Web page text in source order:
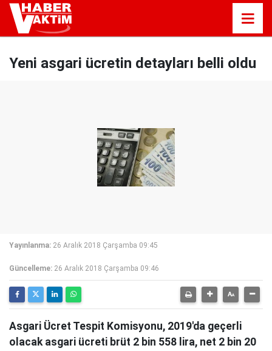
Yeni asgari ücretin detayları belli oldu
Yayınlanma: 26 Aralık 2018 Çarşamba 09:45
Güncelleme: 26 Aralık 2018 Çarşamba 09:46
Asgari Ücret Tespit Komisyonu, 2019'da geçerli
olacak asgari ücreti brüt 2 bin 558 lira, net 2 bin 20